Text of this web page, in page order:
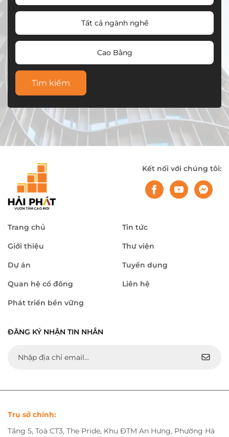
Tất cả ngành nghề
Cao Bằng
Tìm kiếm
Kết nối với chúng tôi:
Trang chủ
Giới thiệu
Dự án
Quan hệ cổ đông
Phát triển bền vững
Tin tức
Thư viện
Tuyển dụng
Liên hệ
ĐĂNG KÝ NHẬN TIN NHẮN
Trụ sở chính:
Tầng 5, Toà CT3, The Pride, Khu ĐTM An Hưng, Phường Hà